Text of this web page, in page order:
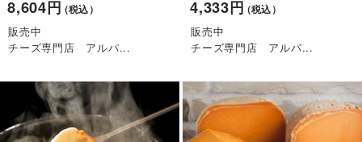
8,604円（税込）
販売中
チーズ専門店 アルパ...
4,333円（税込）
販売中
チーズ専門店 アルパ...